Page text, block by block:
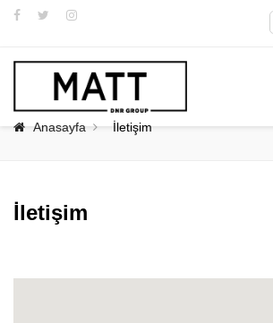
Anasayfa İletişim
İletişim